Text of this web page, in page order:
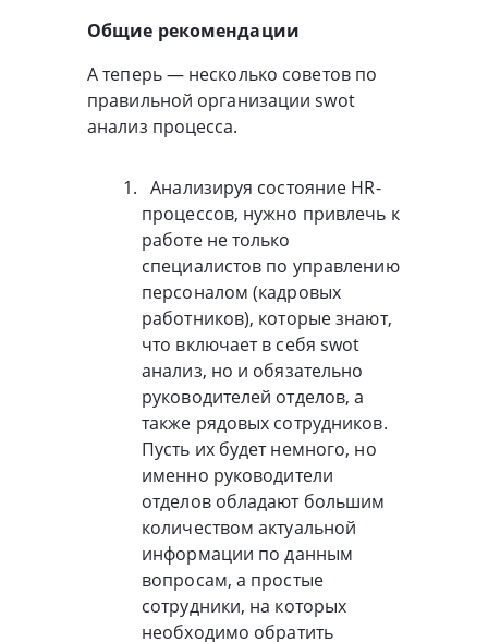
Общие рекомендации
А теперь — несколько советов по
правильной организации swot
анализ процесса.
Анализируя состояние HR-
процессов, нужно привлечь к
работе не только
специалистов по управлению
персоналом (кадровых
работников), которые знают,
что включает в себя swot
анализ, но и обязательно
руководителей отделов, а
также рядовых сотрудников.
Пусть их будет немного, но
именно руководители
отделов обладают большим
количеством актуальной
информации по данным
вопросам, а простые
сотрудники, на которых
необходимо обратить